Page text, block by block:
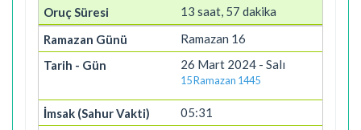
13 saat, 57 dakika
Ramazan 16
26 Mart 2024 - Salı
15 Ramazan 1445
05:31